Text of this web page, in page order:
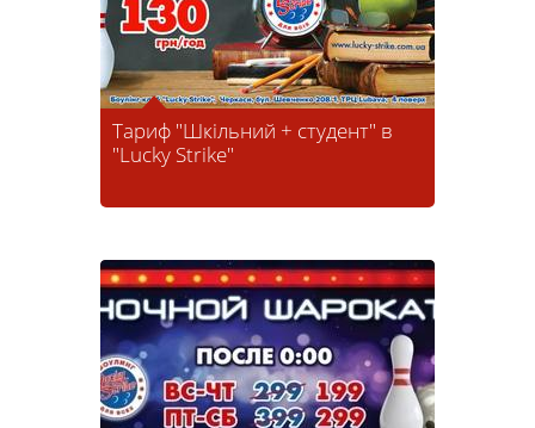
Тариф "Шкільний + студент" в
"Lucky Strike"